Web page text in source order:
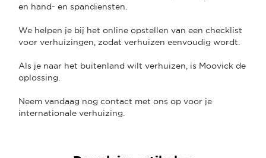
en hand- en spandiensten.
We helpen je bij het online opstellen van een checklist
voor verhuizingen, zodat verhuizen eenvoudig wordt.
Als je naar het buitenland wilt verhuizen, is Moovick de
oplossing.
Neem vandaag nog contact met ons op voor je
internationale verhuizing.